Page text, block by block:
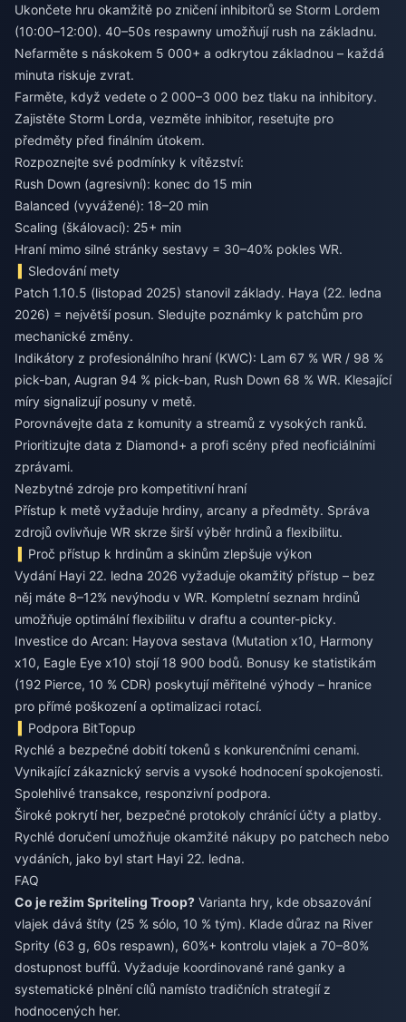
Ukončete hru okamžitě po zničení inhibitorů se Storm Lordem
(10:00–12:00). 40–50s respawny umožňují rush na základnu.
Nefarměte s náskokem 5 000+ a odkrytou základnou – každá
minuta riskuje zvrat.
Farměte, když vedete o 2 000–3 000 bez tlaku na inhibitory.
Zajistěte Storm Lorda, vezměte inhibitor, resetujte pro
předměty před finálním útokem.
Rozpoznejte své podmínky k vítězství:
Rush Down (agresivní): konec do 15 min
Balanced (vyvážené): 18–20 min
Scaling (škálovací): 25+ min
Hraní mimo silné stránky sestavy = 30–40% pokles WR.
Sledování mety
Patch 1.10.5 (listopad 2025) stanovil základy. Haya (22. ledna
2026) = největší posun. Sledujte poznámky k patchům pro
mechanické změny.
Indikátory z profesionálního hraní (KWC): Lam 67 % WR / 98 %
pick-ban, Augran 94 % pick-ban, Rush Down 68 % WR. Klesající
míry signalizují posuny v metě.
Porovnávejte data z komunity a streamů z vysokých ranků.
Prioritizujte data z Diamond+ a profi scény před neoficiálními
zprávami.
Nezbytné zdroje pro kompetitivní hraní
Přístup k metě vyžaduje hrdiny, arcany a předměty. Správa
zdrojů ovlivňuje WR skrze širší výběr hrdinů a flexibilitu.
Proč přístup k hrdinům a skinům zlepšuje výkon
Vydání Hayi 22. ledna 2026 vyžaduje okamžitý přístup – bez
něj máte 8–12% nevýhodu v WR. Kompletní seznam hrdinů
umožňuje optimální flexibilitu v draftu a counter-picky.
Investice do Arcan: Hayova sestava (Mutation x10, Harmony
x10, Eagle Eye x10) stojí 18 900 bodů. Bonusy ke statistikám
(192 Pierce, 10 % CDR) poskytují měřitelné výhody – hranice
pro přímé poškození a optimalizaci rotací.
Podpora BitTopup
Rychlé a bezpečné dobití tokenů s konkurenčními cenami.
Vynikající zákaznický servis a vysoké hodnocení spokojenosti.
Spolehlivé transakce, responzivní podpora.
Široké pokrytí her, bezpečné protokoly chránící účty a platby.
Rychlé doručení umožňuje okamžité nákupy po patchech nebo
vydáních, jako byl start Hayi 22. ledna.
FAQ
Co je režim Spriteling Troop? Varianta hry, kde obsazování
vlajek dává štíty (25 % sólo, 10 % tým). Klade důraz na River
Sprity (63 g, 60s respawn), 60%+ kontrolu vlajek a 70–80%
dostupnost buffů. Vyžaduje koordinované rané ganky a
systematické plnění cílů namísto tradičních strategií z
hodnocených her.